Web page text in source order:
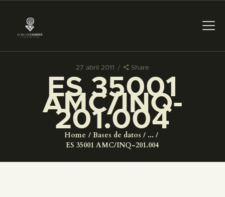
27 abril 2011 Share
ES 35001
AMC/INQ-
201.004
Home Bases de datos
...
ES 35001 AMC/INQ-201.004
PREPARAR LA VISITA
ACTIVIDADES